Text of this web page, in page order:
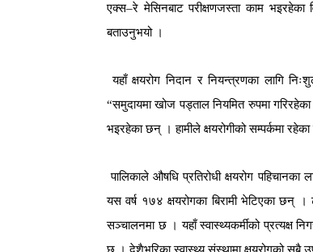
एक्स–रे मेसिनबाट परीक्षणजस्ता काम भइरहेका
बताउनुभयो ।
यहाँ क्षयरोग निदान र नियन्त्रणका लागि
“समुदायमा खोज पड्ताल नियमित रुपमा गरिरहेका
भइरहेका छन् । हामीले क्षयरोगीको सम्पर्कमा रहेका
पालिकाले औषधि प्रतिरोधी क्षयरोग पहिचानका
यस वर्ष १७४ क्षयरोगका बिरामी भेटिएका छन् ।
सञ्चालनमा छ । यहाँ स्वास्थ्यकर्मीको प्रत्यक्ष
छ । देशैभरिका स्वास्थ्य संस्थामा क्षयरोगको सबै